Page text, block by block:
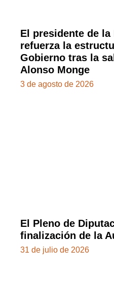
El presidente de la
refuerza la
Gobierno tras la
Alonso Monge
3 de agosto de 2026
El Pleno de
finalización de la
31 de julio de 2026